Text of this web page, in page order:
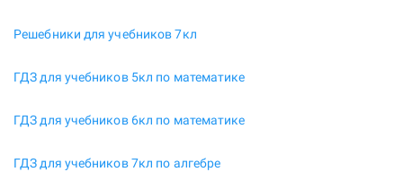
Решебники для учебников 7кл
ГДЗ для учебников 5кл по математике
ГДЗ для учебников 6кл по математике
ГДЗ для учебников 7кл по алгебре